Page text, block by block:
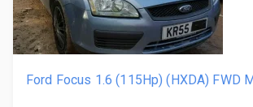
Ford Focus 1.6 (115Hp) (HXDA) FWD